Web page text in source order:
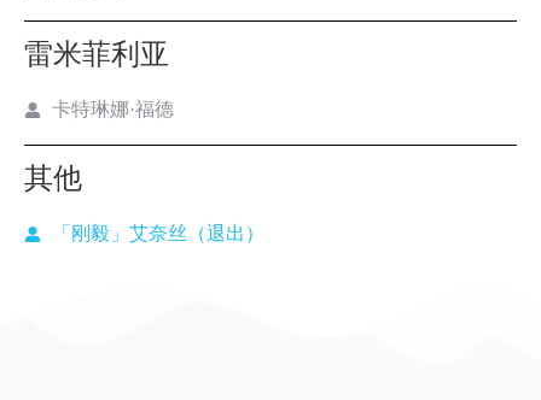
雷米菲利亚
卡特琳娜·福德
其他
「刚毅」艾奈丝（退出）